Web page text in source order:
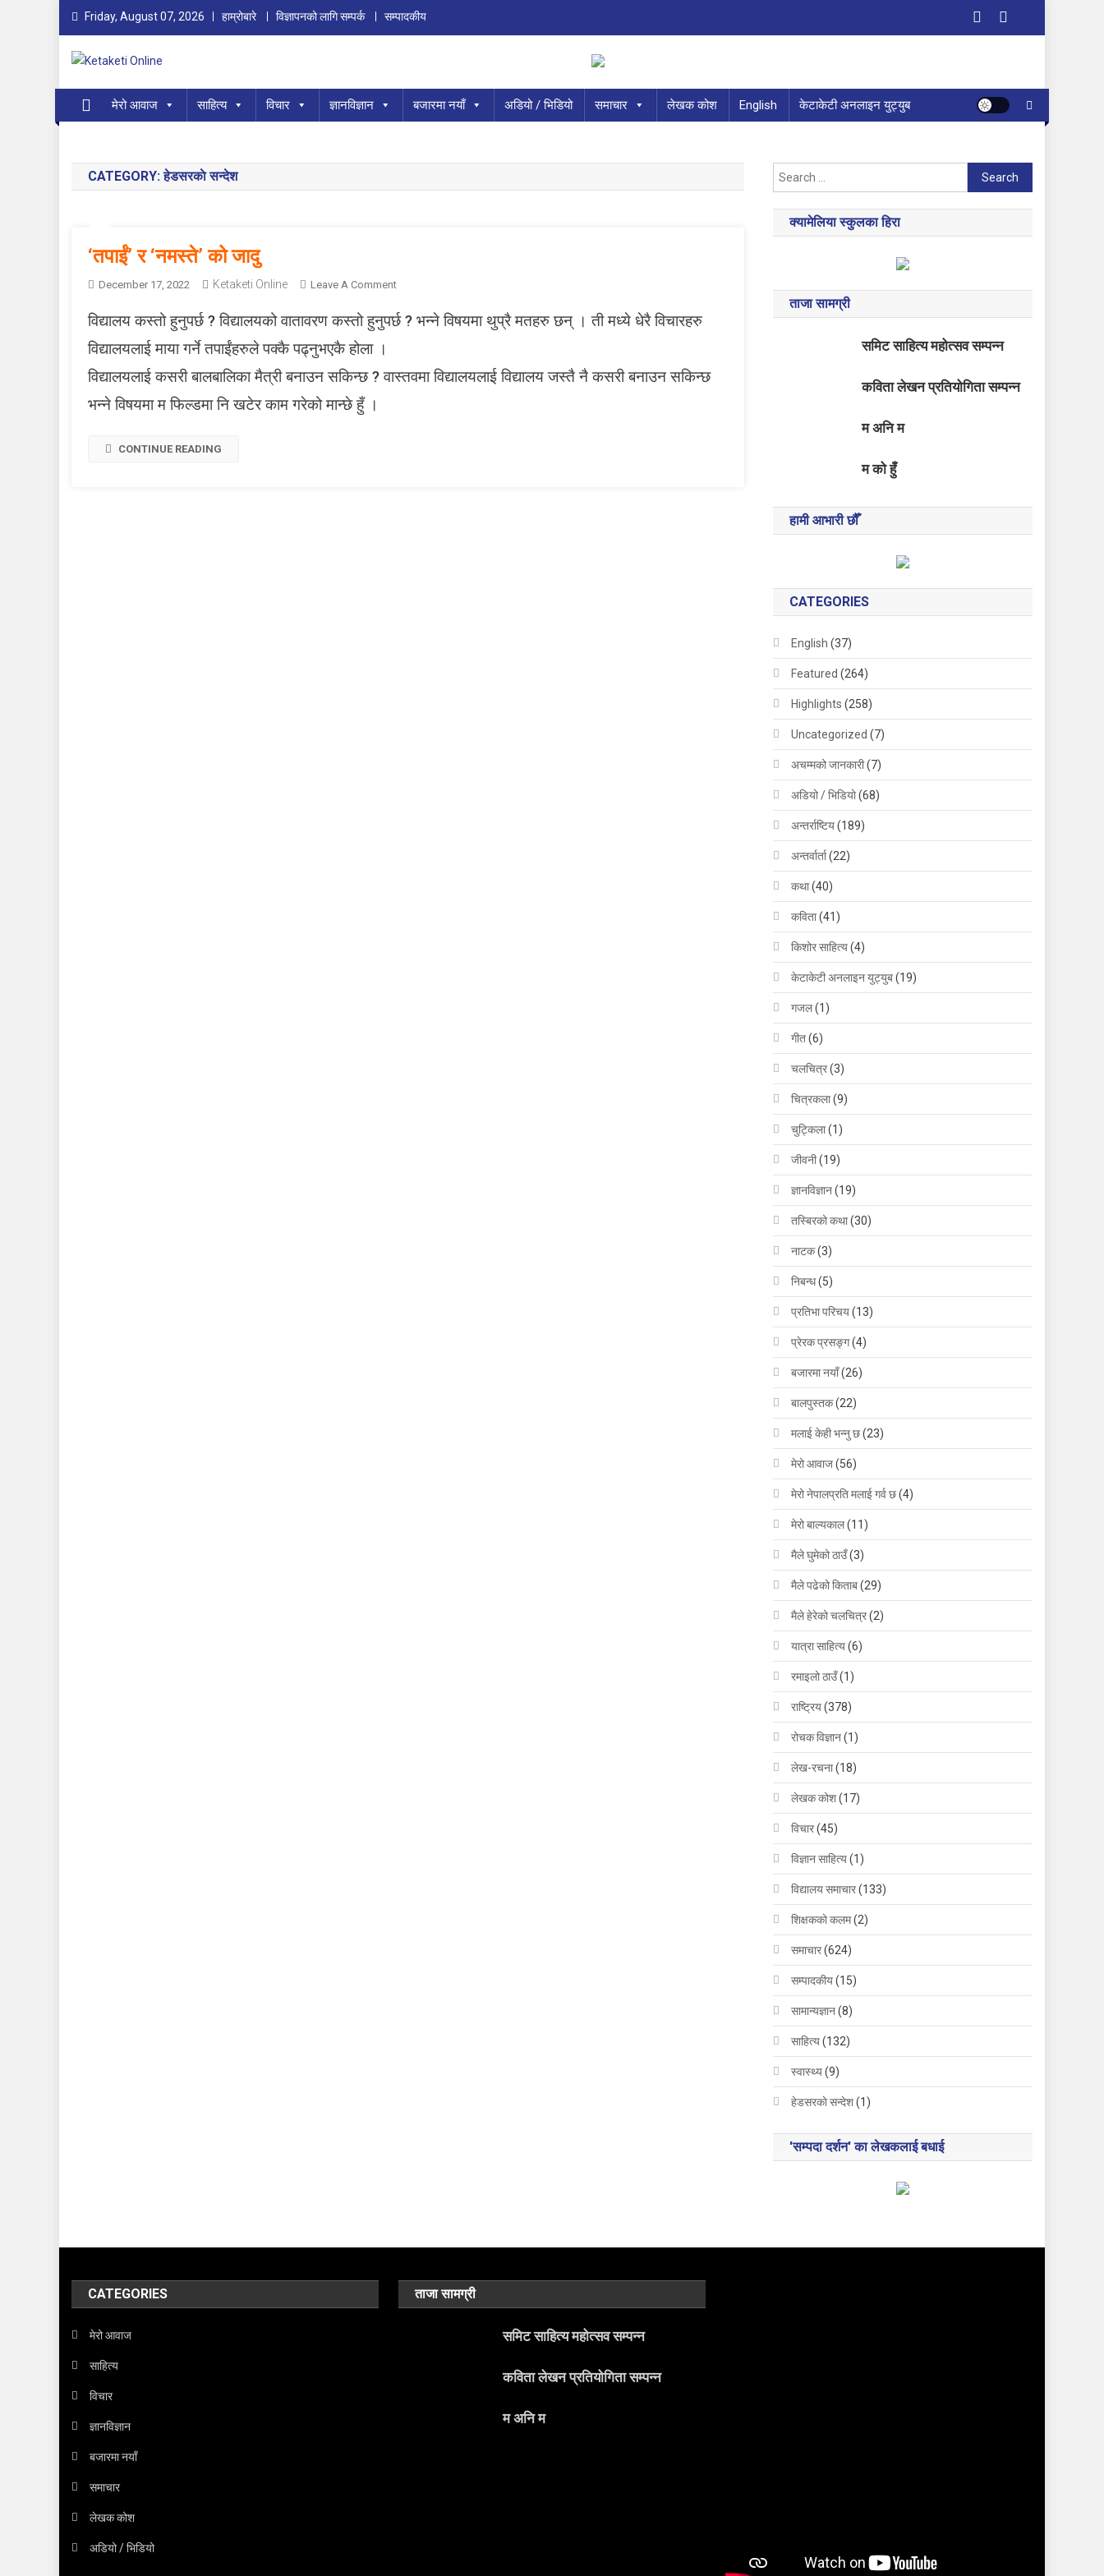
content
Friday, August 07, 2026 हाम्रोबारे विज्ञापनको लागि सम्पर्क सम्पादकीय
Ketaketi Online
मेरो आवाज साहित्य विचार ज्ञानविज्ञान बजारमा नयाँ अडियो / भिडियो समाचार लेखक कोश English केटाकेटी अनलाइन युट्युब
CATEGORY:हेडसरकाे सन्देश
‘तपाईं’ र ‘नमस्ते’ को जादु
December 17, 2022 Ketaketi Online Leave A CommentO
‘
ईं
विद्यालय कस्तो हुनुपर्छ ? विद्यालयको वातावरण कस्तो हुनुपर्छ ? भन्ने विषयमा थुप्रै मतहरु छन् । ती मध्ये धेरै विचारहरु
विद्यालयलाई माया गर्ने तपाईंहरुले पक्कै पढ्नुभएकै होला ।
विद्यालयलाई कसरी बालबालिका मैत्री बनाउन सकिन्छ ? वास्तवमा विद्यालयलाई विद्यालय जस्तै नै कसरी बनाउन सकिन्छ
भन्ने विषयमा म फिल्डमा नि खटेर काम गरेको मान्छे हुँ ।
CONTINUE READING
Search
for:
क्यामेलिया स्कुलका हिरा
ताजा सामग्री
समिट साहित्य महोत्सव सम्पन्न
कविता लेखन प्रतियोगिता सम्पन्न
म अनि म
म को हुँ
हामी आभारी छौँ
CATEGORIES
English (37)
Featured (264)
Highlights (258)
Uncategorized (7)
अचम्मको जानकारी(7)
अडियो / भिडियो(68)
अन्तर्राष्टिय(189)
अन्तर्वार्ता(22)
कथा(40)
कविता(41)
किशोर साहित्य(4)
केटाकेटी अनलाइन युट्युब(19)
गजल(1)
गीत(6)
चलचित्र(3)
चित्रकला(9)
चुट्किला(1)
जीवनी(19)
ज्ञानविज्ञान(19)
तस्बिरको कथा(30)
नाटक(3)
निबन्ध(5)
प्रतिभा परिचय(13)
प्रेरक प्रसङ्ग(4)
बजारमा नयाँ(26)
बालपुस्तक(22)
मलाई केही भन्नु छ(23)
मेरो आवाज(56)
मेरो नेपालप्रति मलाई गर्व छ(4)
मेरो बाल्यकाल(11)
मैले घुमेको ठाउँ(3)
मैले पढेको किताब(29)
मैले हेरेको चलचित्र(2)
यात्रा साहित्य(6)
रमाइलो ठाउँ(1)
राष्ट्रिय(378)
रोचक विज्ञान(1)
लेख-रचना(18)
लेखक कोश(17)
विचार(45)
विज्ञान साहित्य(1)
विद्यालय समाचार(133)
शिक्षककाे कलम(2)
समाचार(624)
सम्पादकीय(15)
सामान्यज्ञान(8)
साहित्य(132)
स्वास्थ्य(9)
हेडसरकाे सन्देश(1)
'सम्पदा दर्शन' का लेखकलाई बधाई
CATEGORIES
मेरो आवाज
साहित्य
विचार
ज्ञानविज्ञान
बजारमा नयाँ
समाचार
लेखक कोश
अडियो / भिडियो
ताजा सामग्री
समिट साहित्य महोत्सव सम्पन्न
कविता लेखन प्रतियोगिता सम्पन्न
म अनि म